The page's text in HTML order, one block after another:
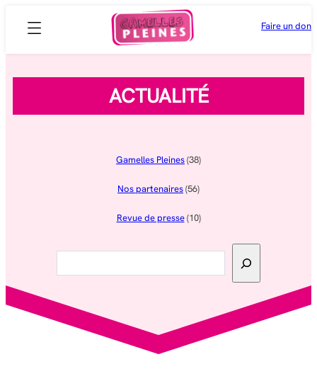
Faire un don
ACTUALITÉ
Gamelles Pleines(38)
Nos partenaires(56)
Revue de presse(10)
Rechercher